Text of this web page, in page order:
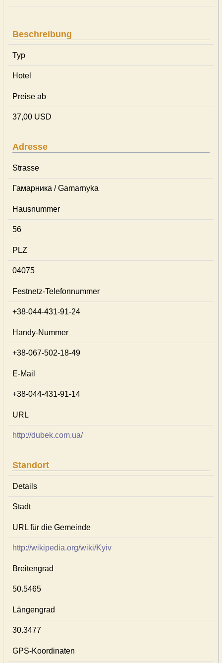
Beschreibung
Typ
Hotel
Preise ab
37,00 USD
Adresse
Strasse
Гамарника / Gamarnyka
Hausnummer
56
PLZ
04075
Festnetz-Telefonnummer
+38-044-431-91-24
Handy-Nummer
+38-067-502-18-49
E-Mail
+38-044-431-91-14
URL
http://dubek.com.ua/
Standort
Details
Stadt
URL für die Gemeinde
http://wikipedia.org/wiki/Kyiv
Breitengrad
50.5465
Längengrad
30.3477
GPS-Koordinaten